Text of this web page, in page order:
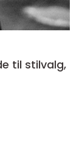
til stilvalg,